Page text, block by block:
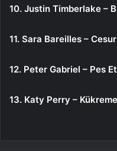
10. Justin Timberlake –
11. Sara Bareilles – Cesur
12. Peter Gabriel – Pes
13. Katy Perry – Kükreme